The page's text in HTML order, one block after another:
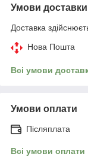
Умови доставки
Доставка
Нова Пошта
Всі умови
Умови оплати
Післяплата
Всі умови оплати